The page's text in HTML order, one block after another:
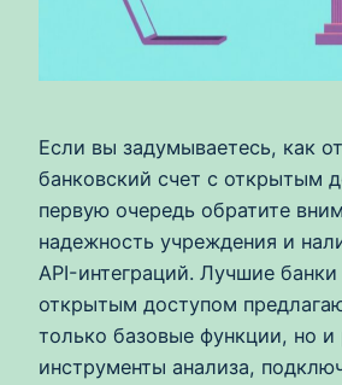
Если вы задумываетесь, как
банковский счет с открытым
первую очередь обратите
надежность учреждения и
API-интеграций. Лучшие банки
открытым доступом
только базовые функции, но
инструменты анализа,